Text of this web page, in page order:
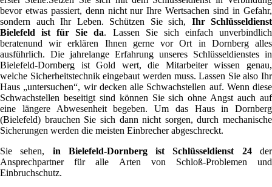
bevor etwas passiert, denn nicht nur Ihre Wertsachen sind in Gefahr,
sondern auch Ihr Leben. Schützen Sie sich, Ihr Schlüsseldienst
Bielefeld ist für Sie da. Lassen Sie sich einfach unverbindlich
beratenund wir erklären Ihnen gerne vor Ort in Dornberg alles
ausführlich. Die jahrelange Erfahrung unseres Schlüsseldienstes in
Bielefeld-Dornberg ist Gold wert, die Mitarbeiter wissen genau,
welche Sicherheitstechnik eingebaut werden muss. Lassen Sie also Ihr
Haus „untersuchen“, wir decken alle Schwachstellen auf. Wenn diese
Schwachstellen beseitigt sind können Sie sich ohne Angst auch auf
eine längere Abwesenheit begeben. Um das Haus in Dornberg
(Bielefeld) brauchen Sie sich dann nicht sorgen, durch mechanische
Sicherungen werden die meisten Einbrecher abgeschreckt.
Sie sehen, in Bielefeld-Dornberg ist Schlüsseldienst 24der
Ansprechpartner für alle Arten von Schloß-Problemen und
Einbruchschutz.